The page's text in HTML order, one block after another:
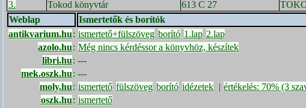
3.
Tokod könyvtár 613 C 27
Weblap
Ismertetők és borítók
antikvarium.hu: ismertető+fülszöveg borító 1.lap 2.lap
azolo.hu: Még nincs kérdéssor a könyvhöz, készítek
libri.hu: ---
mek.oszk.hu: ---
moly.hu: ismertető fülszöveg borító idézetek | értékelés: 70% (3
oszk.hu: ismertető